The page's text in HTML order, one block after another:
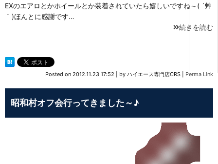
EXのエアロとかホイールとか装着されていたら嬉しいですね～( ´艸
｀)ほんとに感謝です…
続きを読む
Posted on 2012.11.23 17:52 by ハイエース専門店CRS Perma Link
昭和村オフ会行ってきました～♪